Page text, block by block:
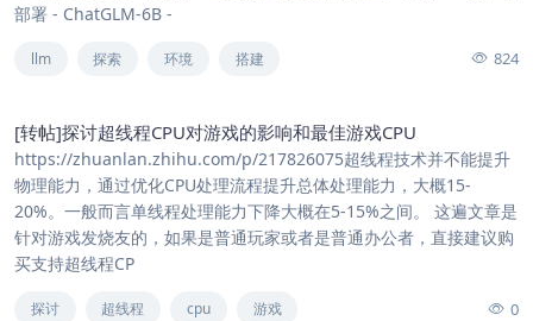
部署 - ChatGLM-6B -
llm 探索 环境 搭建 824
[转帖]探讨超线程CPU对游戏的影响和最佳游戏CPU
https://zhuanlan.zhihu.com/p/217826075超线程技术并不能提升
物理能力，通过优化CPU处理流程提升总体处理能力，大概15-
20%。一般而言单线程处理能力下降大概在5-15%之间。 这遍文章是
针对游戏发烧友的，如果是普通玩家或者是普通办公者，直接建议购
买支持超线程CP
探讨 超线程 cpu 游戏 0